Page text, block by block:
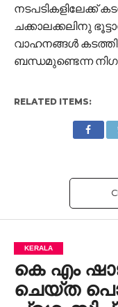
നടപടികളിലേക്ക്
ചക്കാലക്കലിനു
വാഹനങ്ങള്‍
ബന്ധമുണ്ടെന്ന
RELATED ITEMS:
KERALA
കെ എം
ചെയ്ത